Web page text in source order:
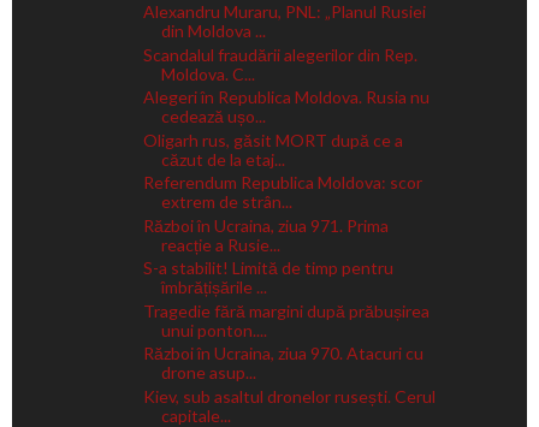
Alexandru Muraru, PNL: „Planul Rusiei
din Moldova ...
Scandalul fraudării alegerilor din Rep.
Moldova. C...
Alegeri în Republica Moldova. Rusia nu
cedează ușo...
Oligarh rus, găsit MORT după ce a
căzut de la etaj...
Referendum Republica Moldova: scor
extrem de strân...
Război în Ucraina, ziua 971. Prima
reacție a Rusie...
S-a stabilit! Limită de timp pentru
îmbrățișările ...
Tragedie fără margini după prăbușirea
unui ponton....
Război în Ucraina, ziua 970. Atacuri cu
drone asup...
Kiev, sub asaltul dronelor rusești. Cerul
capitale...